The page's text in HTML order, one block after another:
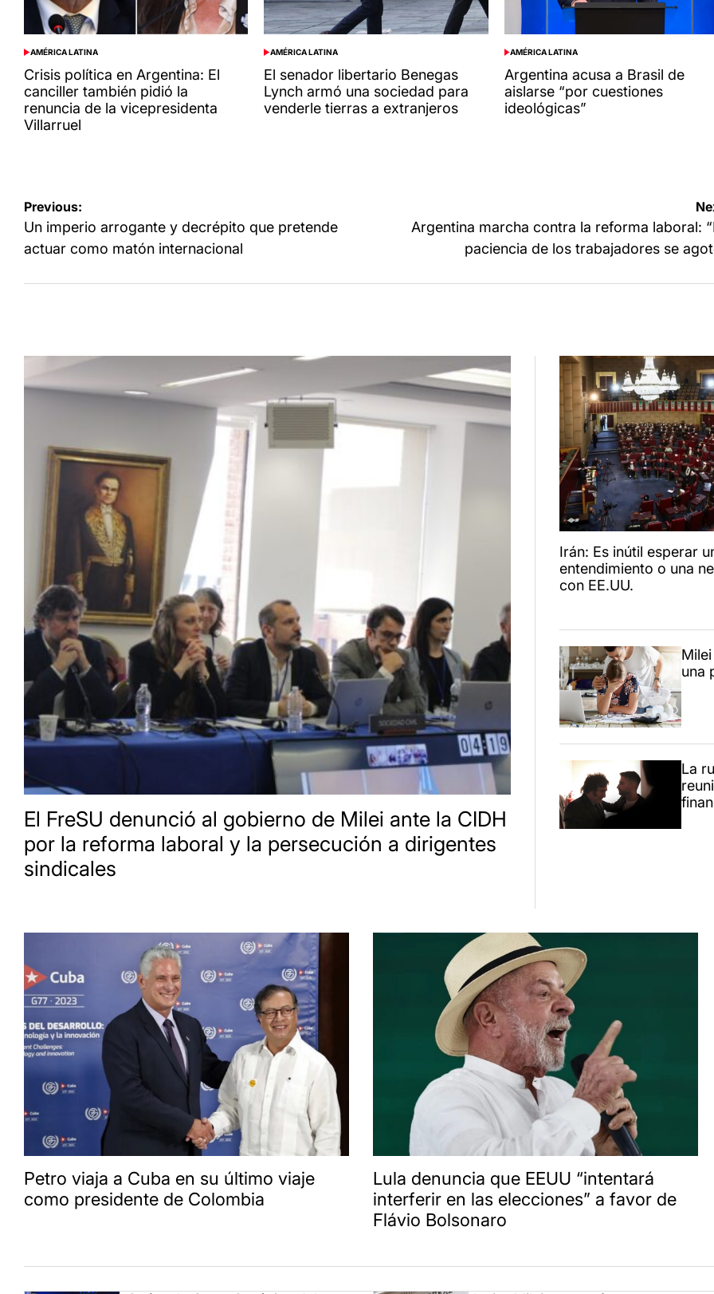
POSTED
IN
AMÉRICA LATINA
Crisis política en Argentina: El
canciller también pidió la
renuncia de la vicepresidenta
Villarruel
POSTED
IN
AMÉRICA LATINA
El senador libertario Benegas
Lynch armó una sociedad para
venderle tierras a extranjeros
POSTED
IN
AMÉRICA LATINA
Argentina acusa a Brasil de
aislarse “por cuestiones
ideológicas”
Navegación
de
entradas
Previous:
Un imperio arrogante y decrépito que pretende
actuar como matón internacional
Argentina marcha contra la reforma laboral:
paciencia de los trabajadores se
El FreSU denunció al gobierno de Milei ante la CIDH
por la reforma laboral y la persecución a dirigentes
sindicales
Irán: Es inútil esperar
entendimiento o una
con EE.UU.
una
La
Petro viaja a Cuba en su último viaje
como presidente de Colombia
Lula denuncia que EEUU “intentará
interferir en las elecciones” a favor de
Flávio Bolsonaro